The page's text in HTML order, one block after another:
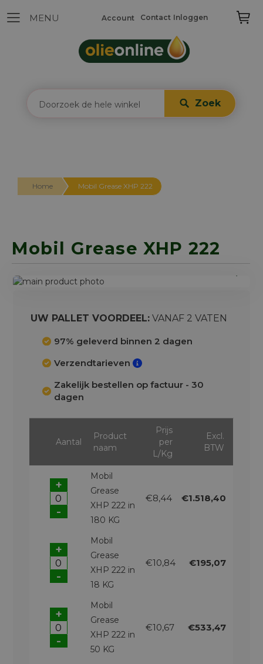
Zoek
Contact Inloggen
Account
Home Mobil Grease XHP 222
Mobil Grease XHP 222
Ga
einde
afbeeldingen-
UW PALLET VOORDEEL: VANAF 2 VATEN
97% geleverd binnen 2 dagen
Verzendtarieven
Zakelijk bestellen op factuur - 30
dagen
Aantal
Product
naam
Prijs
per
L/Kg
Excl.
BTW
-
+
Mobil
Grease
XHP 222 in
180 KG
€8,44 €1.518,40
-
+
Mobil
Grease
XHP 222 in
18 KG
€10,84 €195,07
-
+
Mobil
Grease
XHP 222 in
50 KG
€10,67 €533,47